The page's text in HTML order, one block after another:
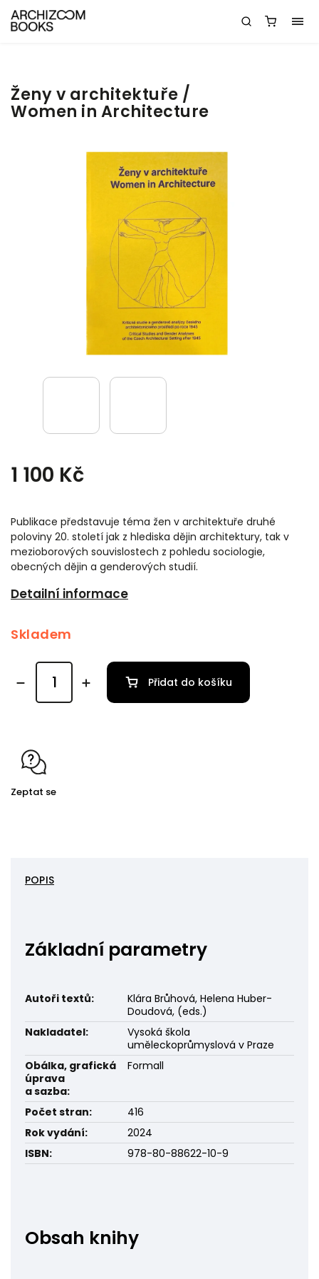
Ženy v architektuře /
Women in Architecture
1 100 Kč
Publikace představuje téma žen v architektuře druhé
poloviny 20. století jak z hlediska dějin architektury, tak v
mezioborových souvislostech z pohledu sociologie,
obecných dějin a genderových studií.
Detailní informace
Skladem
Přidat do košíku
Zeptat se
POPIS
Základní parametry
Autoři textů:
Klára Brůhová, Helena Huber-
Doudová, (eds.)
Nakladatel:
Vysoká škola
uměleckoprůmyslová v Praze
Obálka, grafická
úprava
a sazba:
Formall
Počet stran:
416
Rok vydání:
2024
ISBN:
978-80-88622-10-9
Obsah knihy